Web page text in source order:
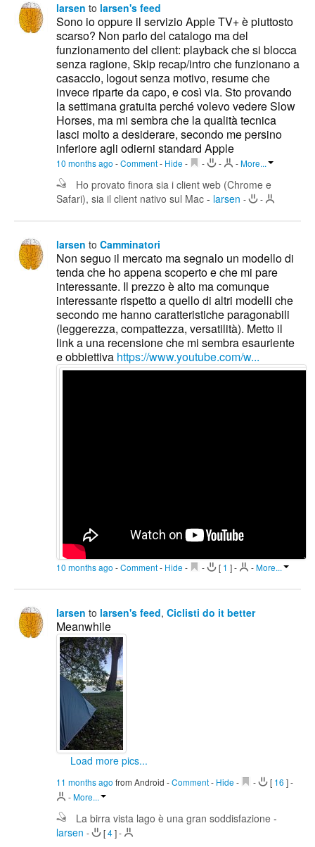
larsen to larsen's feed
Sono io oppure il servizio Apple TV+ è piuttosto
scarso? Non parlo del catalogo ma del
funzionamento del client: playback che si blocca
senza ragione, Skip recap/intro che funzionano a
casaccio, logout senza motivo, resume che
invece riparte da capo, e così via. Sto provando
la settimana gratuita perché volevo vedere Slow
Horses, ma mi sembra che la qualità tecnica
lasci molto a desiderare, secondo me persino
inferiore agli odierni standard Apple
10 months ago -Comment- Hide - - - -More...
Ho provato finora sia i client web (Chrome e
Safari), sia il client nativo sul Mac - larsen - -
larsen to Camminatori
Non seguo il mercato ma segnalo un modello di
tenda che ho appena scoperto e che mi pare
interessante. Il prezzo è alto ma comunque
interessante rispetto a quello di altri modelli che
secondo me hanno caratteristiche paragonabili
(leggerezza, compattezza, versatilità). Metto il
link a una recensione che mi sembra esauriente
e obbiettiva https://www.youtube.com/w...
10 months ago -Comment- Hide - - [ 1 ]- -More...
larsen to larsen's feed, Ciclisti do it better
Meanwhile
Load more pics...
11 months ago from Android -Comment- Hide - - [ 16 ]-
-More...
La birra vista lago è una gran soddisfazione -
larsen - [4]-